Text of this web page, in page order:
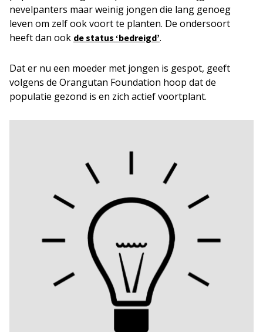
nevelpanters maar weinig jongen die lang genoeg
leven om zelf ook voort te planten. De ondersoort
heeft dan ook de status ‘bedreigd’.
Dat er nu een moeder met jongen is gespot, geeft
volgens de Orangutan Foundation hoop dat de
populatie gezond is en zich actief voortplant.